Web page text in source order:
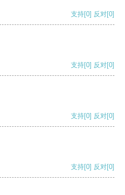
支持[0] 反对[0]
支持[0] 反对[0]
支持[0] 反对[0]
支持[0] 反对[0]